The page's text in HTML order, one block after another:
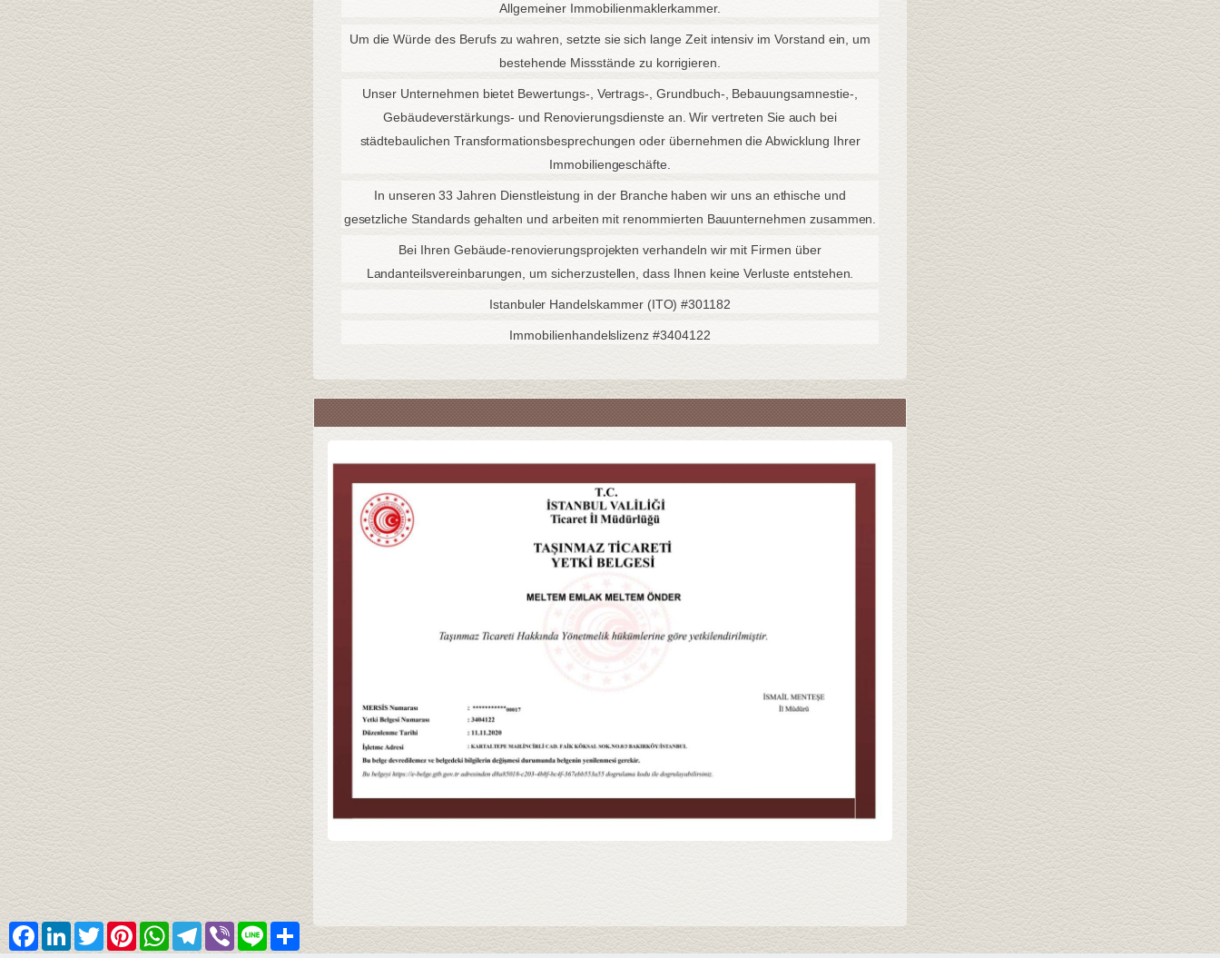
Allgemeiner Immobilienmaklerkammer.
Um die Würde des Berufs zu wahren, setzte sie sich lange Zeit intensiv im Vorstand ein, um
bestehende Missstände zu korrigieren.
Unser Unternehmen bietet Bewertungs-, Vertrags-, Grundbuch-, Bebauungsamnestie-,
Gebäudeverstärkungs- und Renovierungsdienste an. Wir vertreten Sie auch bei
städtebaulichen Transformationsbesprechungen oder übernehmen die Abwicklung Ihrer
Immobiliengeschäfte.
In unseren 33 Jahren Dienstleistung in der Branche haben wir uns an ethische und
gesetzliche Standards gehalten und arbeiten mit renommierten Bauunternehmen zusammen.
Bei Ihren Gebäude-renovierungsprojekten verhandeln wir mit Firmen über
Landanteilsvereinbarungen, um sicherzustellen, dass Ihnen keine Verluste entstehen.
Istanbuler Handelskammer (ITO) #301182
Immobilienhandelslizenz #3404122
Facebook
LinkedInTwitterPinterestWhatsAppTelegram
Viber Line Share